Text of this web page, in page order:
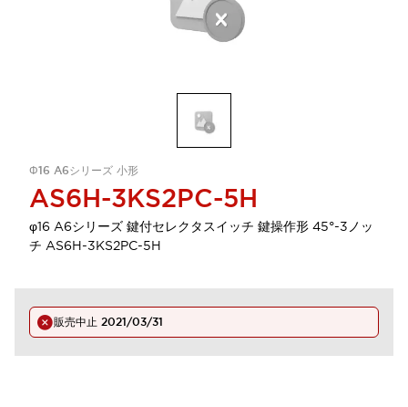
Φ16 A6シリーズ 小形
AS6H-3KS2PC-5H
φ16 A6シリーズ 鍵付セレクタスイッチ 鍵操作形 45°-3ノッ
チ AS6H-3KS2PC-5H
販売中止 2021/03/31